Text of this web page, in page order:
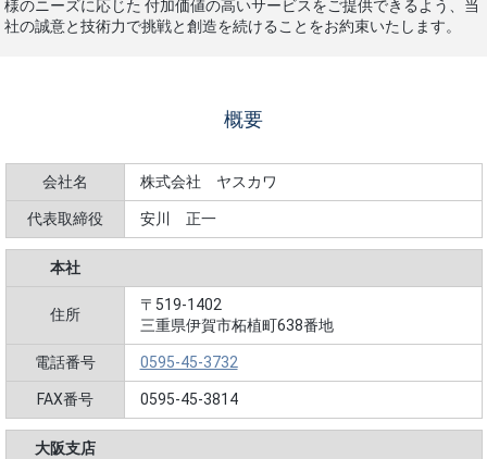
様のニーズに応じた 付加価値の高いサービスをご提供できるよう、当
社の誠意と技術力で挑戦と創造を続けることをお約束いたします。
概要
会社名 株式会社 ヤスカワ
代表取締役 安川 正一
本社
住所
〒519-1402
三重県伊賀市柘植町638番地
電話番号 0595-45-3732
FAX番号 0595-45-3814
大阪支店